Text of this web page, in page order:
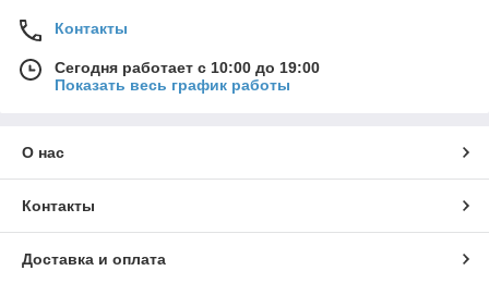
Контакты
Сегодня работает с 10:00 до 19:00
Показать весь график работы
О нас
Контакты
Доставка и оплата